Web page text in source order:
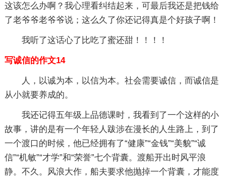
这该怎么办啊？我心理看纠结起来，可最后我还是把钱给
了老爷爷老爷爷说；这么久了你还记得真是个好孩子啊！
我听了这话心了比吃了蜜还甜！！！！
写诚信的作文14
人，以诚为本，以信为本。社会需要诚信，而诚信是
从小就要养成的。
我还记得五年级上品德课时，我看到了一个这样的小
故事，讲的是有一个年轻人跋涉在漫长的人生路上，到了
一个渡口的时候，他已经拥有了“健康”“金钱”“美貌”“诚
信”“机敏”“才学”和“荣誉”七个背囊。渡船开出时风平浪
静。不久。风浪大作，船夫要求他抛掉一个背囊，才能度